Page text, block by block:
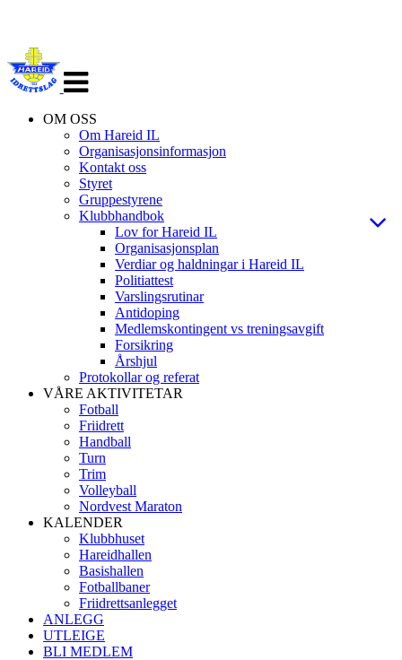
navigasjon
OM OSS
Om Hareid IL
Organisasjonsinformasjon
Kontakt oss
Styret
Gruppestyrene
Klubbhandbok
Lov for Hareid IL
Organisasjonsplan
Verdiar og haldningar i Hareid IL
Politiattest
Varslingsrutinar
Antidoping
Medlemskontingent vs treningsavgift
Forsikring
Årshjul
Protokollar og referat
VÅRE AKTIVITETAR
Fotball
Friidrett
Handball
Turn
Trim
Volleyball
Nordvest Maraton
KALENDER
Klubbhuset
Hareidhallen
Basishallen
Fotballbaner
Friidrettsanlegget
ANLEGG
UTLEIGE
BLI MEDLEM